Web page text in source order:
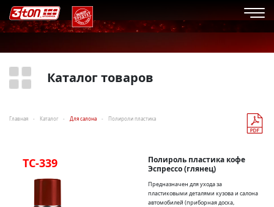
Каталог товаров
Главная Каталог Для салона Полироли пластика
TC-339
Полироль пластика кофе
Эспрессо (глянец)
Предназначен для ухода за
пластиковыми деталями кузова и салона
автомобилей (приборная доска,